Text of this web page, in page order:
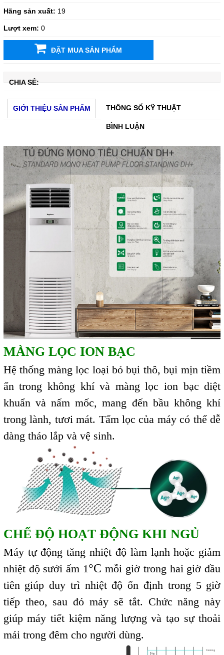
Hãng sản xuất: 19
Lượt xem: 0
ĐẶT MUA SẢN PHẨM
CHIA SẺ:
GIỚI THIỆU SẢN PHẨM THÔNG SỐ KỸ THUẬT
BÌNH LUẬN
MÀNG LỌC ION BẠC
Hệ thống màng lọc loại bỏ bụi thô, bụi mịn tiềm
ẩn trong không khí và màng lọc ion bạc diệt
khuẩn và nấm mốc, mang đến bầu không khí
trong lành, tươi mát. Tấm lọc của máy có thể dễ
dàng tháo lắp và vệ sinh.
CHẾ ĐỘ HOẠT ĐỘNG KHI NGỦ
Máy tự động tăng nhiệt độ làm lạnh hoặc giảm
nhiệt độ sưởi ấm 1°C mỗi giờ trong hai giờ đầu
tiên giúp duy trì nhiệt độ ổn định trong 5 giờ
tiếp theo, sau đó máy sẽ tắt. Chức năng này
giúp máy tiết kiệm năng lượng và tạo sự thoải
mái trong đêm cho người dùng.